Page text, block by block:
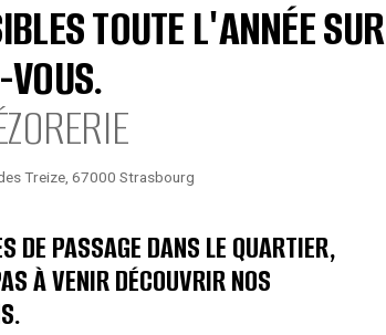
TOUTE L'ANNÉE SUR
Treize, 67000 Strasbourg
DE PASSAGE DANS LE QUARTIER,
À VENIR DÉCOUVRIR NOS